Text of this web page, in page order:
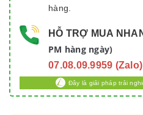
hàng.
HỖ TRỢ MUA
PM hàng ngày)
07.08.09.9959 (Zalo)
Đây là giải pháp trải